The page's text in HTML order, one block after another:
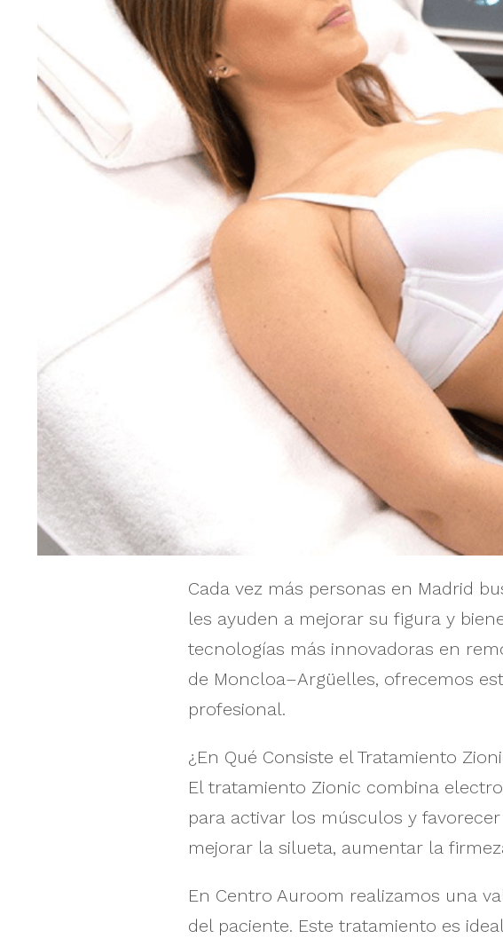
Cada vez más personas en Madrid
les ayuden a mejorar su figura y
tecnologías más innovadoras en
de Moncloa–Argüelles, ofrecemos
profesional.
¿En Qué Consiste el Tratamiento
El tratamiento Zionic combina
para activar los músculos y
mejorar la silueta, aumentar la
En Centro Auroom realizamos una
del paciente. Este tratamiento es